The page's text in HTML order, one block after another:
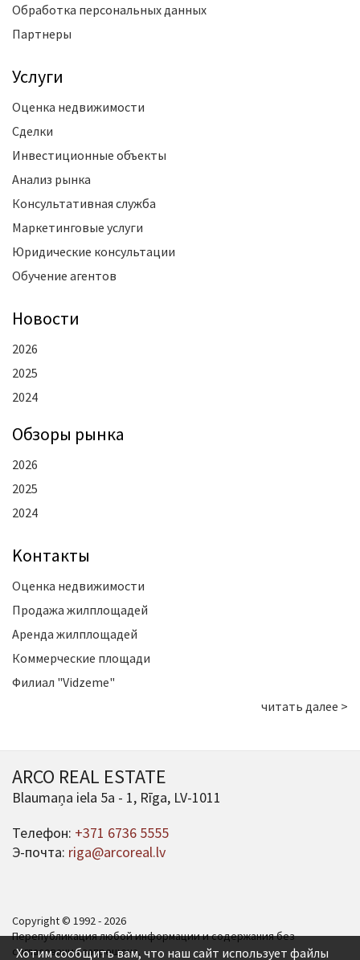
Обработка персональных данных
Партнеры
Услуги
Оценка недвижимости
Сделки
Инвестиционные объекты
Анализ рынка
Консультативная служба
Маркетинговые услуги
Юридические консультации
Обучение агентов
Новости
2026
2025
2024
Oбзоры рынка
2026
2025
2024
Kонтакты
Оценка недвижимости
Продажа жилплощадей
Аренда жилплощадей
Коммерческие площади
Филиал "Vidzeme"
читать далее >
ARCO REAL ESTATE
Blaumaņa iela 5a - 1, Rīga, LV-1011
Телефон: +371 6736 5555
Э-почта: riga@arcoreal.lv
Copyright © 1992 - 2026
Перепубликация любой информации и содержания без
согласования запрещена.
Хотим сообщить вам, что наш сайт использует файлы